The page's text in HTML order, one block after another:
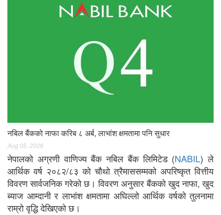
नबिल बैंकको नाफा करिब ८ अर्ब, लाभांश क्षमतामा पनि सुधार
Aug 05, 2026
नेपालको अग्रणी वाणिज्य बैंक नबिल बैंक लिमिटेड (NABIL) ले
आर्थिक वर्ष २०८२/८३ को चौथो त्रैमाससम्मको अपरिष्कृत वित्तीय
विवरण सार्वजनिक गरेको छ। विवरण अनुसार बैंकको खुद नाफा, खुद
ब्याज आम्दानी र लाभांश क्षमतामा अघिल्लो आर्थिक वर्षको तुलनामा
राम्रो वृद्धि देखिएको छ।